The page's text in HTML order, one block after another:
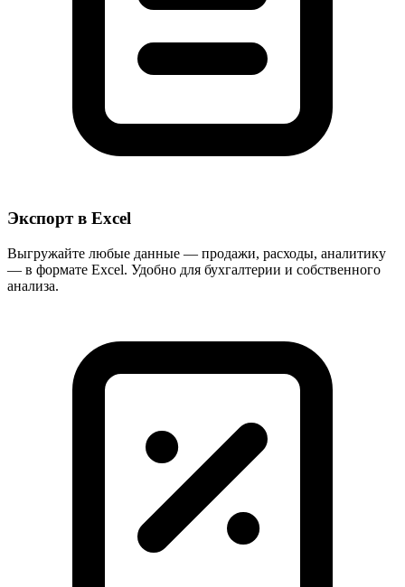
Экспорт в Excel
Выгружайте любые данные — продажи, расходы, аналитику
— в формате Excel. Удобно для бухгалтерии и собственного
анализа.